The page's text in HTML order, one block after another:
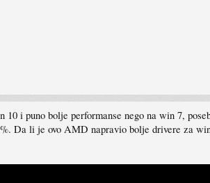
10 i puno bolje performanse nego na win 7,
Da li je ovo AMD napravio bolje drivere za